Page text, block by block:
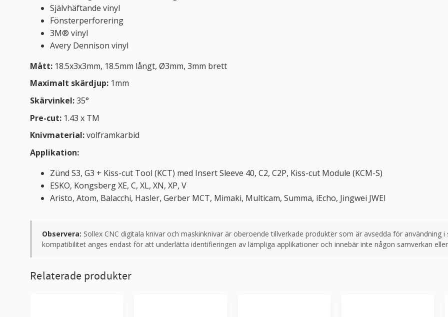
Självhäftande vinyl
Fönsterperforering
3M® vinyl
Avery Dennison vinyl
Mått: 18.5x3x3mm, 18.5mm långt, Ø3mm, 3mm brett
Maximalt skärdjup: 1mm
Skärvinkel:35°
Pre-cut: 1.43 x TM
Knivmaterial:volframkarbid
Applikation:
Zünd S3, G3 + Kiss-cut Tool (KCT) med Insert Sleeve 40, C2, C2P, Kiss-cut Module (KCM-S)
ESKO, Kongsberg XE, C, XL, XN, XP, V
Aristo, Atom, Balacchi, Hasler, Gerber MCT, Mimaki, Multicam, Summa, iEcho, Jingwei JWEI
Observera: Sollex CNC digitala knivar och maskinknivar är oberoende tillverkade produkter som är avsedda för användning
kompatibilitet anges endast för att underlätta identifieringen av lämpliga applikationer och innebär inte någon samverkan
Relaterade produkter